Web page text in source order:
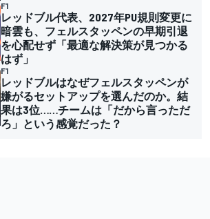
F1
レッドブル代表、2027年PU規則変更に
暗雲も、フェルスタッペンの早期引退
を心配せず「最適な解決策が見つかる
はず」
F1
レッドブルはなぜフェルスタッペンが
嫌がるセットアップを選んだのか。結
果は3位……チームは「だから言っただ
ろ」という感覚だった？